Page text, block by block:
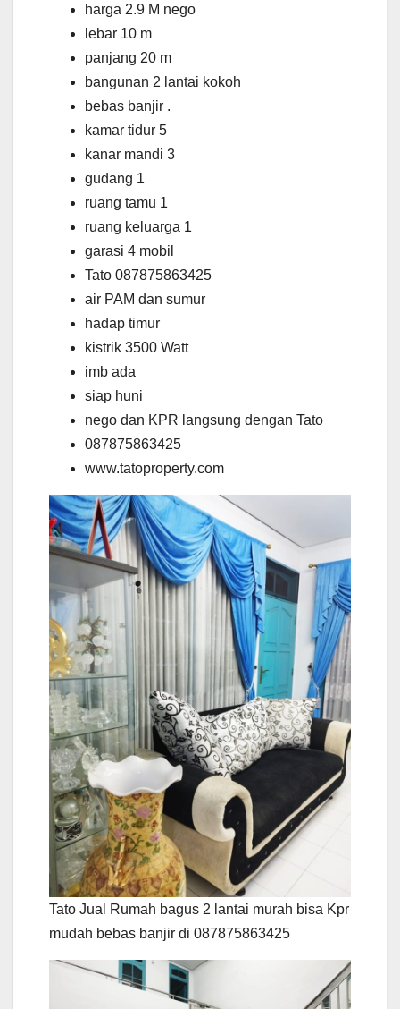
harga 2.9 M nego
lebar 10 m
panjang 20 m
bangunan 2 lantai kokoh
bebas banjir .
kamar tidur 5
kanar mandi 3
gudang 1
ruang tamu 1
ruang keluarga 1
garasi 4 mobil
Tato 087875863425
air PAM dan sumur
hadap timur
kistrik 3500 Watt
imb ada
siap huni
nego dan KPR langsung dengan Tato
087875863425
www.tatoproperty.com
Tato Jual Rumah bagus 2 lantai murah bisa Kpr
mudah bebas banjir di 087875863425